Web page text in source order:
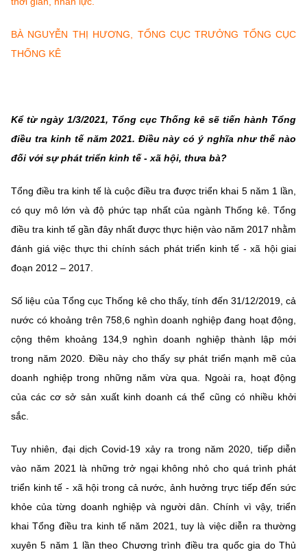
(Ghi rõ nguồn "https://mst.gov.vn" khi phát hành lại thông tin từ
BÀ NGUYỄN THỊ HƯƠNG, TỔNG CỤC TRƯỞNG TỔNG CỤC
THỐNG KÊ
Kể từ ngày 1/3/2021, Tổng cục Thống kê sẽ tiến hành Tổng
điều tra kinh tế năm 2021. Điều này có ý nghĩa như thế nào
đối với sự phát triển kinh tế - xã hội, thưa bà?
Tổng điều tra kinh tế là cuộc điều tra được triển khai 5 năm 1 lần,
có quy mô lớn và độ phức tạp nhất của ngành Thống kê. Tổng
điều tra kinh tế gần đây nhất được thực hiện vào năm 2017 nhằm
đánh giá việc thực thi chính sách phát triển kinh tế - xã hội giai
đoạn 2012 – 2017.
Số liệu của Tổng cục Thống kê cho thấy, tính đến 31/12/2019, cả
nước có khoảng trên 758,6 nghìn doanh nghiệp đang hoạt động,
cộng thêm khoảng 134,9 nghìn doanh nghiệp thành lập mới
trong năm 2020. Điều này cho thấy sự phát triển mạnh mẽ của
doanh nghiệp trong những năm vừa qua. Ngoài ra, hoạt động
của các cơ sở sản xuất kinh doanh cá thể cũng có nhiều khởi
sắc.
Tuy nhiên, đại dịch Covid-19 xảy ra trong năm 2020, tiếp diễn
vào năm 2021 là những trở ngại không nhỏ cho quá trình phát
triển kinh tế - xã hội trong cả nước, ảnh hưởng trực tiếp đến sức
khỏe của từng doanh nghiệp và người dân. Chính vì vậy, triển
khai Tổng điều tra kinh tế năm 2021, tuy là việc diễn ra thường
xuyên 5 năm 1 lần theo Chương trình điều tra quốc gia do Thủ